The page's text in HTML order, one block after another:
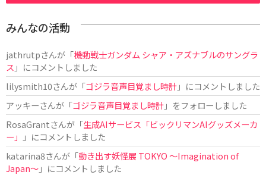
みんなの活動
jathrutpさんが「機動戦士ガンダム シャア・アズナブルのサングラ
ス 」にコメントしました
lilysmith10さんが「ゴジラ音声目覚まし時計」にコメントしました
アッキーさんが「ゴジラ音声目覚まし時計」をフォローしました
RosaGrantさんが「生成AIサービス「ビックリマンAIグッズメーカ
ー」
」にコメントしました
katarina8さんが「動き出す妖怪展 TOKYO 〜Imagination of
Japan〜」にコメントしました